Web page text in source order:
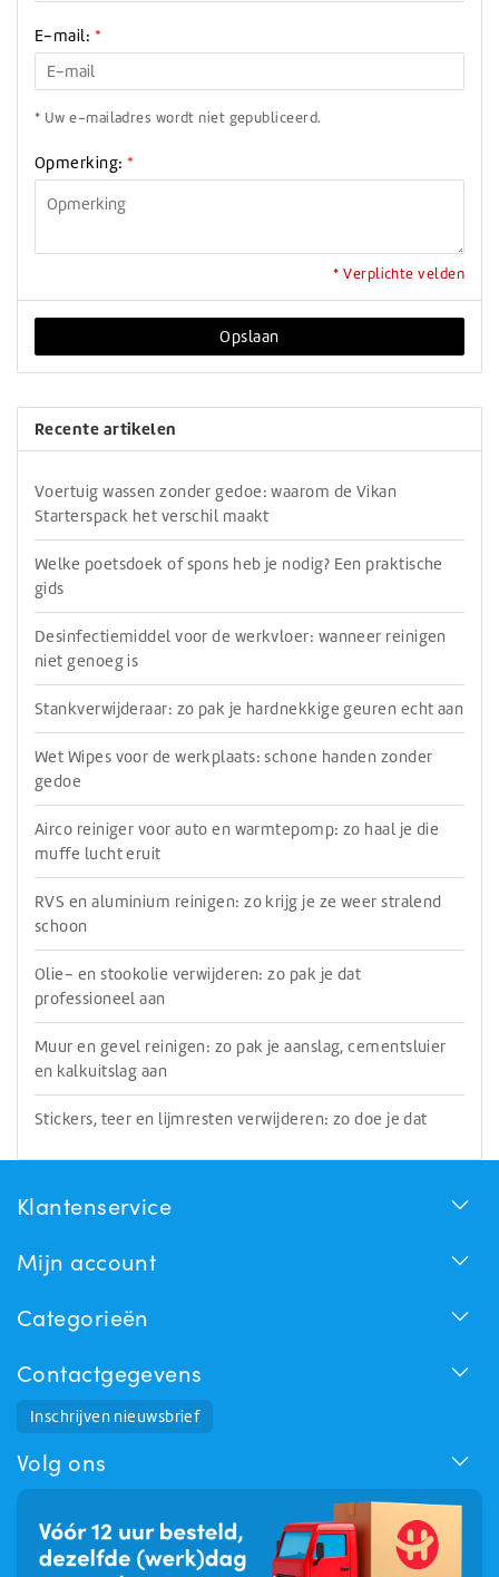
E-mail: *
* Uw e-mailadres wordt niet gepubliceerd.
Opmerking: *
* Verplichte velden
Opslaan
Recente artikelen
Voertuig wassen zonder gedoe: waarom de Vikan
Starterspack het verschil maakt
Welke poetsdoek of spons heb je nodig? Een praktische
gids
Desinfectiemiddel voor de werkvloer: wanneer reinigen
niet genoeg is
Stankverwijderaar: zo pak je hardnekkige geuren echt aan
Wet Wipes voor de werkplaats: schone handen zonder
gedoe
Airco reiniger voor auto en warmtepomp: zo haal je die
muffe lucht eruit
RVS en aluminium reinigen: zo krijg je ze weer stralend
schoon
Olie- en stookolie verwijderen: zo pak je dat
professioneel aan
Muur en gevel reinigen: zo pak je aanslag, cementsluier
en kalkuitslag aan
Stickers, teer en lijmresten verwijderen: zo doe je dat
Klantenservice
Mijn account
Categorieën
Contactgegevens
Inschrijven nieuwsbrief
Volg ons